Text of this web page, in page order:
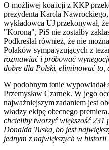
O możliwej koalicji z KKP
prezydenta Karola
wykładowca UJ przekonywał,
"Koroną", PiS nie zostałby
Podkreślał również, że nie
Polaków sympatyzujących z
rozmawiać i próbować
dobre dla Polski, eliminować to,
W podobnym tonie wypowiadał
Przemysław Czarnek. W jego
najważniejszym zadaniem jest
władzy ekipę obecnego
chcieliby tworzyć większość 231
Donalda Tuska, bo jest
jednym z największych w historii